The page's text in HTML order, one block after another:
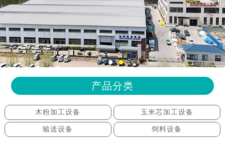
产品分类
木粉加工设备 玉米芯加工设备
输送设备 饲料设备